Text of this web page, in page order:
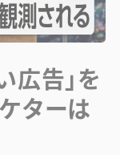
広告」を
ターは